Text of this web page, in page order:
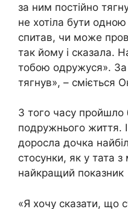
за ним постійно
не хотіла бути одною
спитав, чи може
так йому і сказала.
тобою одружуся». За
тягнув», – сміється
З того часу пройшло
подружнього життя. І
доросла дочка
стосунки, як у тата
найкращий показник
«Я хочу сказати, що